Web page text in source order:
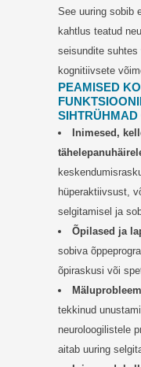
See uuring sobib
kahtlus teatud
seisundite
kognitiivsete
PEAMISED
SIHTRÜHMAD
Inimesed,
hüperaktiivsust,
selgitamisel ja
Õpilased ja
sobiva
õpiraskusi või
tekkinud
neuroloogilistele
aitab uuring